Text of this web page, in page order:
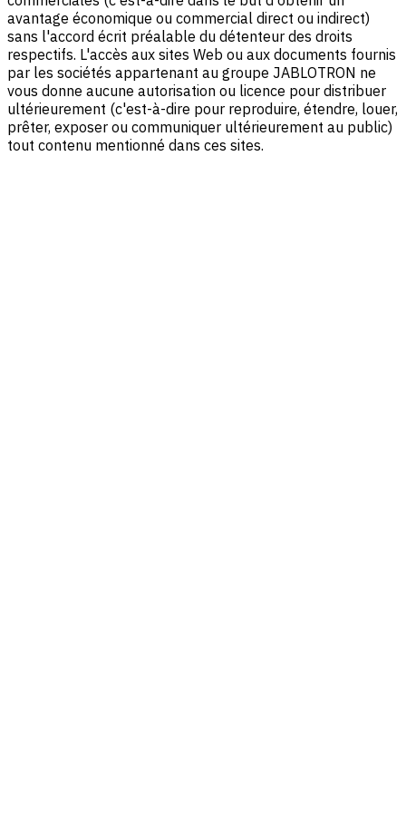
avantage économique ou commercial direct ou indirect)
sans l'accord écrit préalable du détenteur des droits
respectifs. L'accès aux sites Web ou aux documents fournis
par les sociétés appartenant au groupe JABLOTRON ne
vous donne aucune autorisation ou licence pour distribuer
ultérieurement (c'est-à-dire pour reproduire, étendre, louer,
prêter, exposer ou communiquer ultérieurement au public)
tout contenu mentionné dans ces sites.